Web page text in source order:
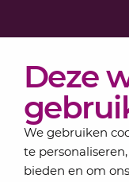
Deze
We gebruiken
te
bieden en om
Actueel
Over Lansigt
Contact